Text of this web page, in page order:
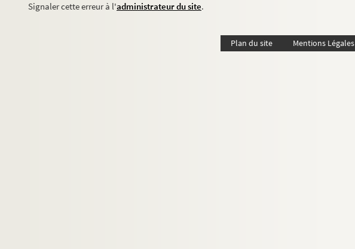
Signaler cette erreur à l'administrateur du site.
Plan du site Mentions Légales